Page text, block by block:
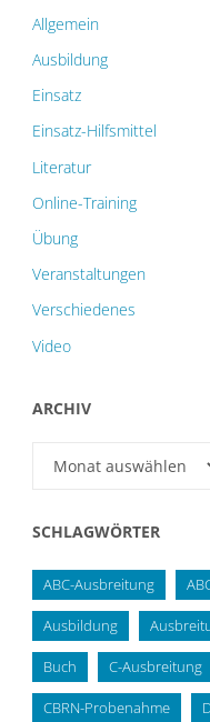
Allgemein
Ausbildung
Einsatz
Einsatz-Hilfsmittel
Literatur
Online-Training
Übung
Veranstaltungen
Verschiedenes
Video
ARCHIV
SCHLAGWÖRTER
ABC-Ausbreitung
Ausbildung
Buch C-Ausbreitung
CBRN-Probenahme